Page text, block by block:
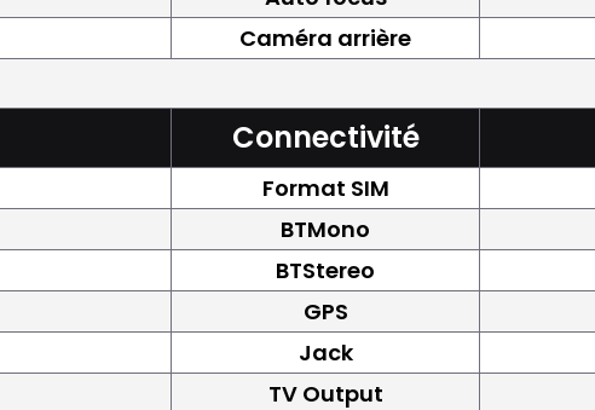
Caméra arrière
Connectivité
Format SIM
BTMono
BTStereo
GPS
Jack
TV Output